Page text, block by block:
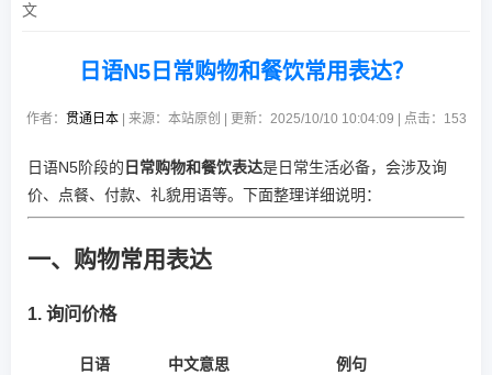
文
日语N5日常购物和餐饮常用表达？
作者： 贯通日本| 来源：本站原创 | 更新：2025/10/10 10:04:09 | 点击： 153
日语N5阶段的 日常购物和餐饮表达是日常生活必备，会涉及询
价、点餐、付款、礼貌用语等。下面整理详细说明：
一、购物常用表达
1. 询问价格
日语 中文意思
例句